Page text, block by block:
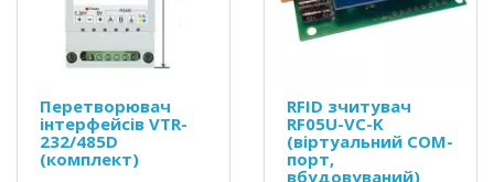
Перетворювач
інтерфейсів VTR-
232/485D
(комплект)
RFID зчитувач
RF05U-VC-K
(віртуальний COM-
порт,
вбудовуваний)